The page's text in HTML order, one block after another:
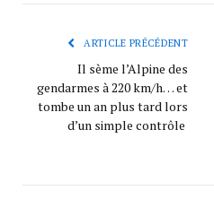
ARTICLE PRÉCÉDENT
Il sème l’Alpine des
gendarmes à 220 km/h… et
tombe un an plus tard lors
d’un simple contrôle